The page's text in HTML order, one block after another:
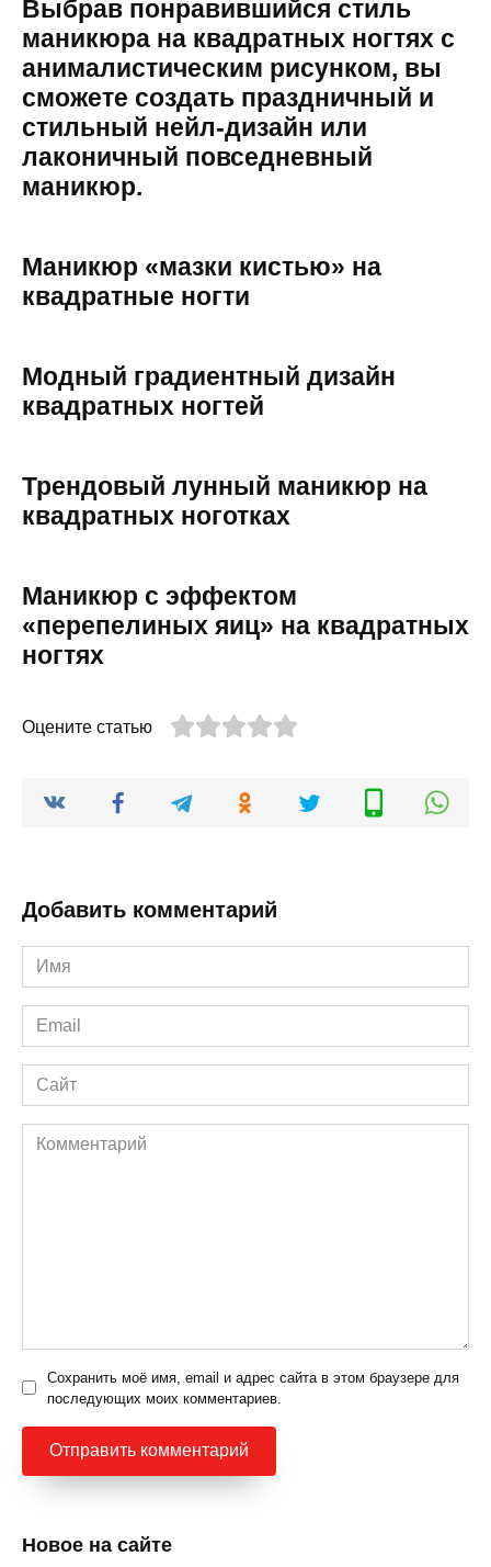
Выбрав понравившийся стиль
маникюра на квадратных ногтях с
анималистическим рисунком, вы
сможете создать праздничный и
стильный нейл-дизайн или
лаконичный повседневный
маникюр.
Маникюр «мазки кистью» на
квадратные ногти
Модный градиентный дизайн
квадратных ногтей
Трендовый лунный маникюр на
квадратных ноготках
Маникюр с эффектом
«перепелиных яиц» на квадратных
ногтях
Оцените статью
Добавить комментарий
Имя
*
Email
*
Сайт
Комментарий
Сохранить моё имя, email и адрес сайта в этом браузере для
последующих моих комментариев.
Новое на сайте